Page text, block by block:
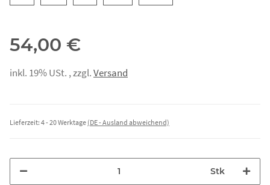
54,00 €
inkl. 19% USt. , zzgl.Versand
Lieferzeit: 4 - 20 Werktage (DE - Ausland abweichend)
Stk